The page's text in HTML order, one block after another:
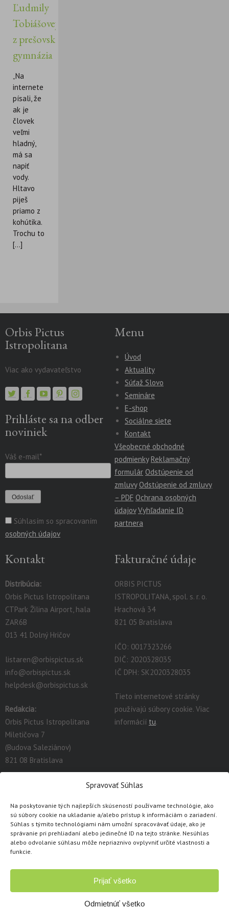
Spravovať Súhlas
Na poskytovanie tých najlepších skúseností používame technológie, ako
sú súbory cookie na ukladanie a/alebo prístup k informáciám o zariadení.
Súhlas s týmito technológiami nám umožní spracovávať údaje, ako je
správanie pri prehliadaní alebo jedinečné ID na tejto stránke. Nesúhlas
alebo odvolanie súhlasu môže nepriaznivo ovplyvniť určité vlastnosti a
funkcie.
Prijať všetko
Odmietnúť všetko
Ľudmily
Tobiášovej
z prešovského
gymnázia
„Na
internete
písali, že
ak je
človek
veľmi
hladný,
má sa
napiť
vody.
Hltavo
piješ
priamo z
kohútika.
Trochu to
[...]
Orbis Pictus
Istropolitana
Viac ako vydavateľstvo
Prihláste sa na odber
noviniek
Váš e-mail*
Súhlasím so spracovaním
osobných údajov
Menu
Úvod
Aktuality
Súťaž Slovo
Semináre
E-shop
Sociálne siete
Kontakt
Všeobecné obchodné
podmienky Reklamačný
formulár Odstúpenie od
zmluvy Odstúpenie od zmluvy
– PDF Ochrana osobných
údajov Vyhľadanie ID
partnera
Kontakt
Distribúcia:
Orbis Pictus Istropolitana
CTPark Žilina Airport, hala
ZAR6B
013 41 Dolný Hričov
listaren@orbispictus.sk
info@orbispictus.sk
helpdesk@orbispictus.sk
Redakcia:
Orbis Pictus Istropolitana
Miletičova 7
(Budova Saleziánov)
821 08 Bratislava
Fakturačné údaje
ORBIS PICTUS
ISTROPOLITANA, spol. s. r. o.
Hrachová 34
821 05 Bratislava
IČO: 0017323266
DIČ: 2020328035
IČ DPH: SK2020328035
Tieto internetové stránky
používajú súbory cookie. Viac
informácií tu.
Podrobnú dokumentáciu a návody na prácu s E-učebnicami
nájdete tu:https://orbispictus.sk/vyuka-co-naje-fektivnejsie-s-e-
ucebnicami/.
V prípade problémov s e-učebnicami alebo licenciami, prosím
Copyright © 1991 - 2026 Orbis Pictus Istropolitana, spol. s r.o.